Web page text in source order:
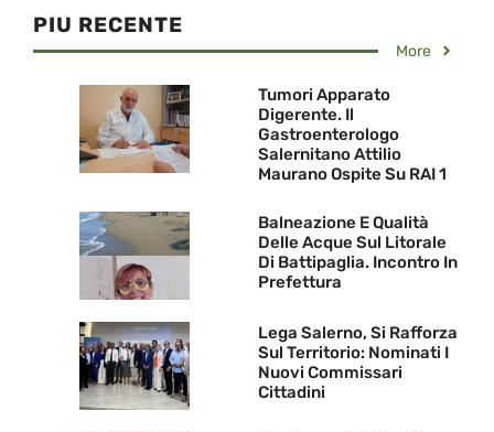
PIU RECENTE
More
Tumori Apparato
Digerente. Il
Gastroenterologo
Salernitano Attilio
Maurano Ospite Su RAI 1
Balneazione E Qualità
Delle Acque Sul Litorale
Di Battipaglia. Incontro In
Prefettura
Lega Salerno, Si Rafforza
Sul Territorio: Nominati I
Nuovi Commissari
Cittadini